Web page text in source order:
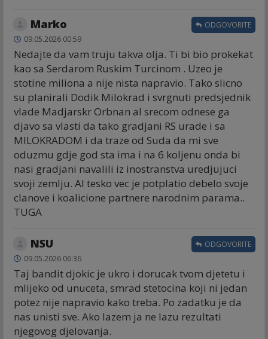
Marko
09.05.2026 00:59
Nedajte da vam truju takva olja. Ti bi bio prokekat
kao sa Serdarom Ruskim Turcinom . Uzeo je
stotine miliona a nije nista napravio. Tako slicno
su planirali Dodik Milokrad i svrgnuti predsjednik
vlade Madjarskr Orbnan al srecom odnese ga
djavo sa vlasti da tako gradjani RS urade i sa
MILOKRADOM i da traze od Suda da mi sve
oduzmu gdje god sta ima i na 6 koljenu onda bi
nasi gradjani navalili iz inostranstva uredjujuci
svoji zemlju. Al tesko vec je potplatio debelo svoje
clanove i koalicione partnere narodnim parama..
TUGA
ODGOVORITE
NSU
09.05.2026 06:36
Taj bandit djokic je ukro i dorucak tvom djetetu i
mlijeko od unuceta, smrad stetocina koji ni jedan
potez nije napravio kako treba. Po zadatku je da
nas unisti sve. Ako lazem ja ne lazu rezultati
njegovog djelovanja.
ODGOVORITE